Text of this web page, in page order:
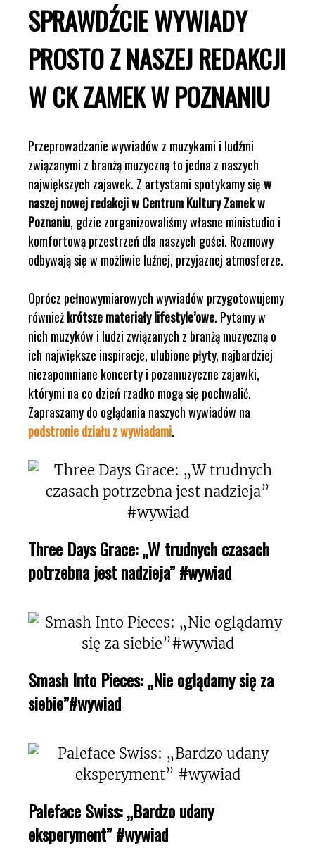
SPRAWDŹCIE WYWIADY
PROSTO Z NASZEJ REDAKCJI
W CK ZAMEK W POZNANIU
Przeprowadzanie wywiadów z muzykami i ludźmi
związanymi z branżą muzyczną to jedna z naszych
największych zajawek. Z artystami spotykamy sięw
naszej nowej redakcji w Centrum Kultury Zamek w
Poznaniu, gdzie zorganizowaliśmy własne ministudio i
komfortową przestrzeń dla naszych gości. Rozmowy
odbywają się w możliwie luźnej, przyjaznej atmosferze.
Oprócz pełnowymiarowych wywiadów przygotowujemy
równieżkrótsze materiały lifestyle’owe. Pytamy w
nich muzyków i ludzi związanych z branżą muzyczną o
ich największe inspiracje, ulubione płyty, najbardziej
niezapomniane koncerty i pozamuzyczne zajawki,
którymi na co dzień rzadko mogą się pochwalić.
Zapraszamy do oglądania naszych wywiadów na
podstronie działu z wywiadami.
Three Days Grace: „W trudnych czasach
potrzebna jest nadzieja” #wywiad
Smash Into Pieces: „Nie oglądamy się za
siebie”#wywiad
Paleface Swiss: „Bardzo udany
eksperyment” #wywiad